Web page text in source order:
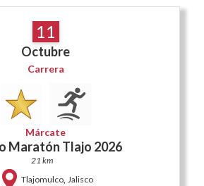
11
Octubre
Carrera
Márcate
Maratón Tlajo 2026
21 km
Tlajomulco, Jalisco